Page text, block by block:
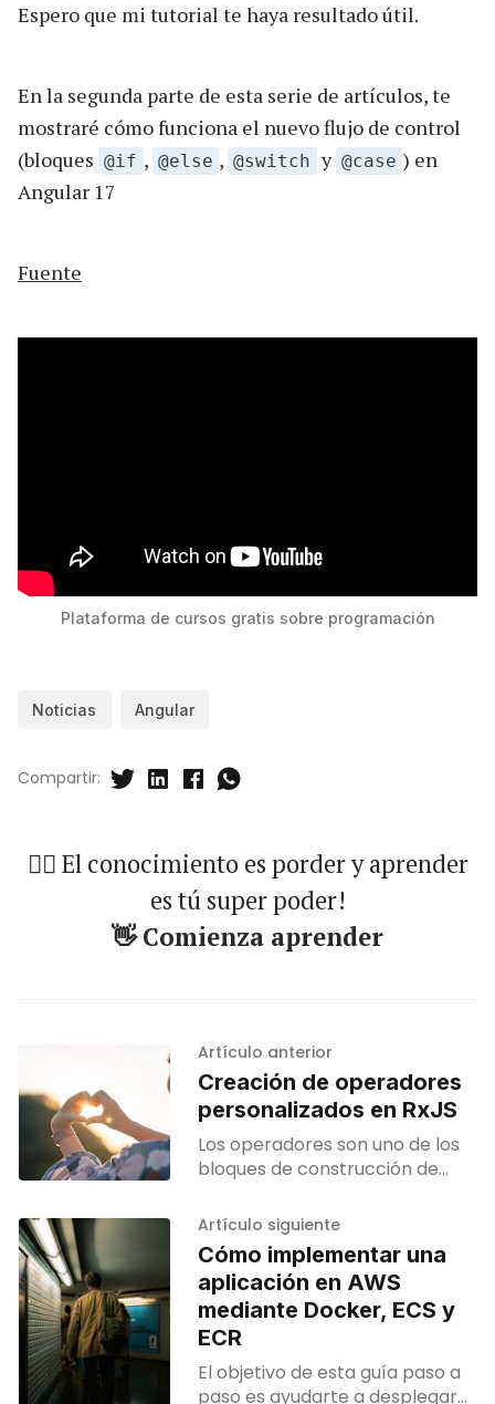
Espero que mi tutorial te haya resultado útil.
En la segunda parte de esta serie de artículos, te
mostraré cómo funciona el nuevo flujo de control
(bloques @if , @else , @switch y @case ) en
Angular 17
Fuente
Plataforma de cursos gratis sobre programación
Noticias Angular
Compartir:
🐱‍🏍 El conocimiento es porder y aprender
es tú super poder!
👋 Comienza aprender
Artículo anterior
Creación de operadores
personalizados en RxJS
Los operadores son uno de los
bloques de construcción de
muchos operadores, que
pueden ser usados para lidiar
con casi
Artículo siguiente
Cómo implementar una
aplicación en AWS
mediante Docker, ECS y
ECR
El objetivo de esta guía paso a
paso es ayudarte a desplegar